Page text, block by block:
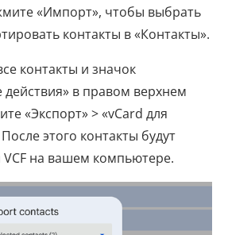
«Импорт», чтобы выбрать
контакты в «Контакты».
контакты и значок
в правом верхнем
«Экспорт» > «vCard для
этого контакты будут
на вашем компьютере.